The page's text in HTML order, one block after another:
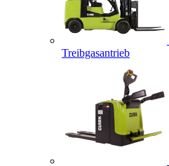
Treibgasantrieb